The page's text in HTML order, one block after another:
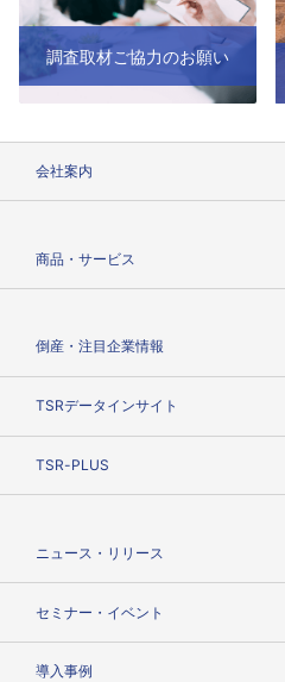
調査取材ご協力のお願い
会社案内
商品・サービス
倒産・注目企業情報
TSRデータインサイト
TSR-PLUS
ニュース・リリース
セミナー・イベント
導入事例